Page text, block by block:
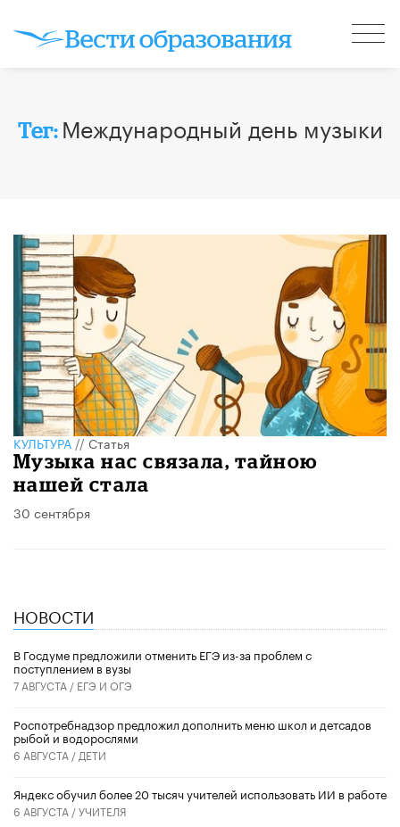
Тег: Международный день музыки
КУЛЬТУРА//Статья
Музыка нас связала, тайною
нашей стала
30 сентября
НОВОСТИ
В Госдуме предложили отменить ЕГЭ из-за проблем с
поступлением в вузы
7 АВГУСТА / ЕГЭ И ОГЭ
Роспотребнадзор предложил дополнить меню школ и детсадов
рыбой и водорослями
6 АВГУСТА / ДЕТИ
​Яндекс обучил более 20 тысяч учителей использовать ИИ в работе
6 АВГУСТА /УЧИТЕЛЯ